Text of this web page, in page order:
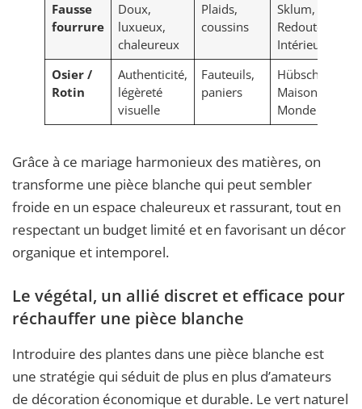
Fausse
fourrure
Doux,
luxueux,
chaleureux
Plaids,
coussins
Sklum, La
Redoute
Intérieurs
Osier /
Rotin
Authenticité,
légèreté
visuelle
Fauteuils,
paniers
Hübsch,
Maison du
Monde
Grâce à ce mariage harmonieux des matières, on
transforme une pièce blanche qui peut sembler
froide en un espace chaleureux et rassurant, tout en
respectant un budget limité et en favorisant un décor
organique et intemporel.
Le végétal, un allié discret et efficace pour
réchauffer une pièce blanche
Introduire des plantes dans une pièce blanche est
une stratégie qui séduit de plus en plus d’amateurs
de décoration économique et durable. Le vert naturel